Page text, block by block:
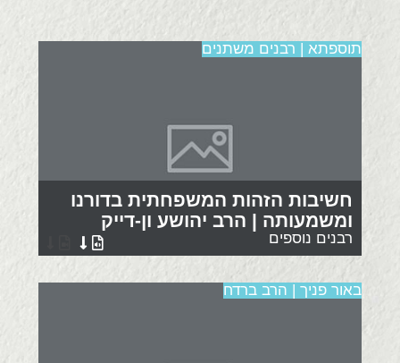
תוספתא | רבנים משתנים
חשיבות הזהות המשפחתית בדורנו
ומשמעותה | הרב יהושע ון-דייק
רבנים נוספים
באור פניך | הרב ברדח